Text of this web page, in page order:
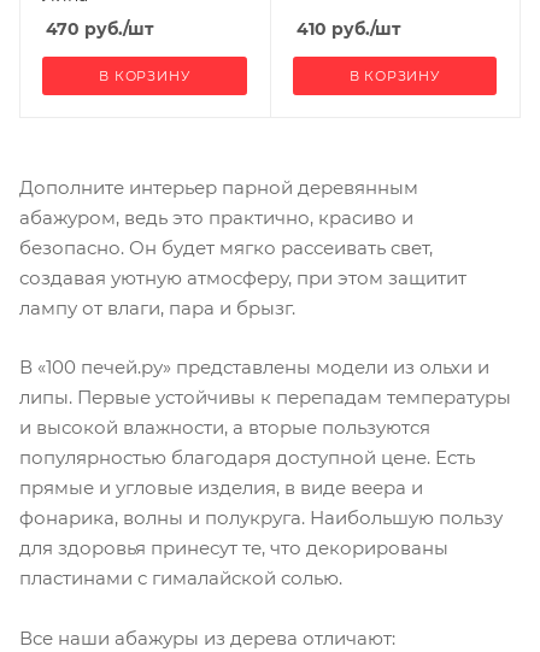
470 руб./шт
В КОРЗИНУ
410 руб./шт
В КОРЗИНУ
Дополните интерьер парной деревянным
абажуром, ведь это практично, красиво и
безопасно. Он будет мягко рассеивать свет,
создавая уютную атмосферу, при этом защитит
лампу от влаги, пара и брызг.
В «100 печей.ру» представлены модели из ольхи и
липы. Первые устойчивы к перепадам температуры
и высокой влажности, а вторые пользуются
популярностью благодаря доступной цене. Есть
прямые и угловые изделия, в виде веера и
фонарика, волны и полукруга. Наибольшую пользу
для здоровья принесут те, что декорированы
пластинами с гималайской солью.
Все наши абажуры из дерева отличают: